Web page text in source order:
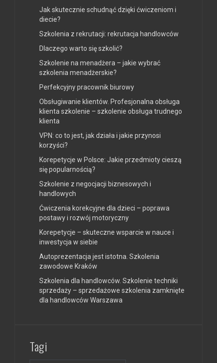
Jak skutecznie schudnąć dzięki ćwiczeniom i
diecie?
Szkolenia z rekrutacji: rekrutacja handlowców
Dlaczego warto się szkolić?
Szkolenie na menadżera – jakie wybrać
szkolenia menadżerskie?
Perfekcyjny pracownik biurowy
Obsługiwanie klientów. Profesjonalna obsługa
klienta szkolenie – szkolenie obsługa trudnego
klienta
VPN: co to jest, jak działa i jakie przynosi
korzyści?
Korepetycje w Polsce: Jakie przedmioty cieszą
się popularnością?
Szkolenie z negocjacji biznesowych i
handlowych
Ćwiczenia korekcyjne dla dzieci – poprawa
postawy i rozwój motoryczny
Korepetycje – skuteczne wsparcie w nauce i
inwestycja w siebie
Autoprezentacja jest istotna. Szkolenia
zawodowe Kraków
Szkolenia dla handlowców. Szkolenie techniki
sprzedaży – sprzedażowe szkolenia zamknięte
dla handlowców Warszawa
Tagi